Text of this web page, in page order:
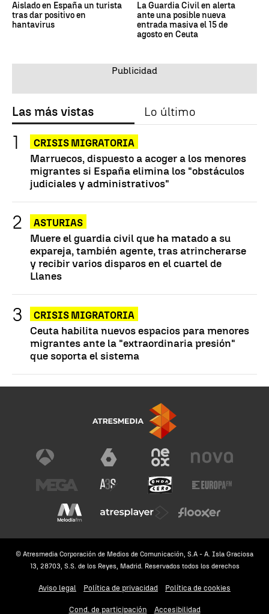
Aislado en España un turista
tras dar positivo en
hantavirus
La Guardia Civil en alerta
ante una posible nueva
entrada masiva el 15 de
agosto en Ceuta
Las más vistas Lo último
CRISIS MIGRATORIA
Marruecos, dispuesto a acoger a los menores
migrantes si España elimina los "obstáculos
judiciales y administrativos"
ASTURIAS
Muere el guardia civil que ha matado a su
expareja, también agente, tras atrincherarse
y recibir varios disparos en el cuartel de
Llanes
CRISIS MIGRATORIA
Ceuta habilita nuevos espacios para menores
migrantes ante la "extraordinaria presión"
que soporta el sistema
© Atresmedia Corporación de Medios de Comunicación, S.A - A. Isla Graciosa
13, 28703, S.S. de los Reyes, Madrid. Reservados todos los derechos
Aviso legal Política de privacidad Política de cookies
Cond. de participación Accesibilidad